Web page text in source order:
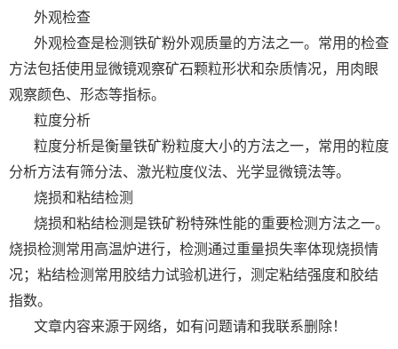
外观检查
外观检查是检测铁矿粉外观质量的方法之一。常用的检查
方法包括使用显微镜观察矿石颗粒形状和杂质情况，用肉眼
观察颜色、形态等指标。
粒度分析
粒度分析是衡量铁矿粉粒度大小的方法之一，常用的粒度
分析方法有筛分法、激光粒度仪法、光学显微镜法等。
烧损和粘结检测
烧损和粘结检测是铁矿粉特殊性能的重要检测方法之一。
烧损检测常用高温炉进行，检测通过重量损失率体现烧损情
况；粘结检测常用胶结力试验机进行，测定粘结强度和胶结
指数。
文章内容来源于网络，如有问题请和我联系删除！